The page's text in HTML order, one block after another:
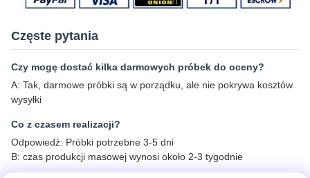
Częste pytania
Czy mogę dostać kilka darmowych próbek do oceny?
A: Tak, darmowe próbki są w porządku, ale nie pokrywa kosztów
wysyłki
Co z czasem realizacji?
Odpowiedź: Próbki potrzebne 3-5 dni
B: czas produkcji masowej wynosi około 2-3 tygodnie